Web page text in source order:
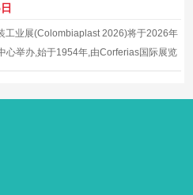
工业展(Colombiaplast 2026)将于2026年
心举办,始于1954年,由Corferias国际展览
久、规模最大的塑料与包装工业展览